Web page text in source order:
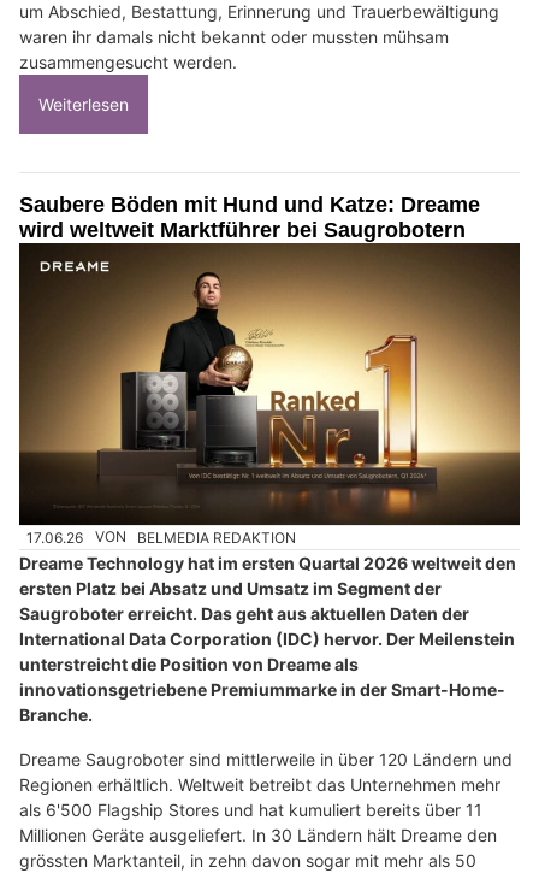
um Abschied, Bestattung, Erinnerung und Trauerbewältigung
waren ihr damals nicht bekannt oder mussten mühsam
zusammengesucht werden.
Weiterlesen
Saubere Böden mit Hund und Katze: Dreame
wird weltweit Marktführer bei Saugrobotern
17.06.26 VON BELMEDIA REDAKTION
Dreame Technology hat im ersten Quartal 2026 weltweit den
ersten Platz bei Absatz und Umsatz im Segment der
Saugroboter erreicht. Das geht aus aktuellen Daten der
International Data Corporation (IDC) hervor. Der Meilenstein
unterstreicht die Position von Dreame als
innovationsgetriebene Premiummarke in der Smart-Home-
Branche.
Dreame Saugroboter sind mittlerweile in über 120 Ländern und
Regionen erhältlich. Weltweit betreibt das Unternehmen mehr
als 6'500 Flagship Stores und hat kumuliert bereits über 11
Millionen Geräte ausgeliefert. In 30 Ländern hält Dreame den
grössten Marktanteil, in zehn davon sogar mit mehr als 50